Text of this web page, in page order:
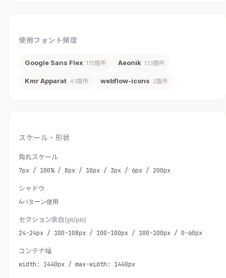
使用フォント頻度
Google Sans Flex 175箇所 Aeonik 133箇所
Kmr Apparat 43箇所 webflow-icons 2箇所
スケール・形状
角丸スケール
7px / 100% / 8px / 10px / 3px / 6px / 200px
シャドウ
4パターン使用
セクション余白(pt/pb)
24-24px / 100-108px / 100-100px / 100-100px / 0-60px
コンテナ幅
width: 1440px / max-width: 1440px